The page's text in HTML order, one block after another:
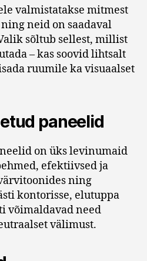
valmistatakse mitmest
neid on saadaval
sõltub sellest, millist
– kas soovid lihtsalt
ruumile ka visuaalset
paneelid
on üks levinumaid
efektiivsed ja
ning
kontorisse, elutuppa
võimaldavad need
välimust.